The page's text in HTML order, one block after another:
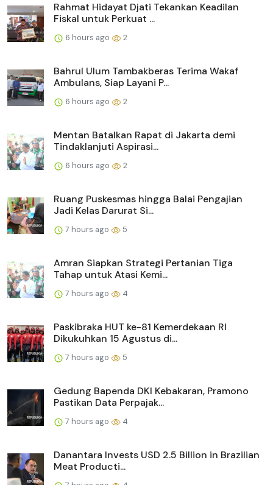
Rahmat Hidayat Djati Tekankan Keadilan
Fiskal untuk Perkuat ...
6 hours ago 2
Bahrul Ulum Tambakberas Terima Wakaf
Ambulans, Siap Layani P...
6 hours ago 2
Mentan Batalkan Rapat di Jakarta demi
Tindaklanjuti Aspirasi...
6 hours ago 2
Ruang Puskesmas hingga Balai Pengajian
Jadi Kelas Darurat Si...
7 hours ago 5
Amran Siapkan Strategi Pertanian Tiga
Tahap untuk Atasi Kemi...
7 hours ago 4
Paskibraka HUT ke-81 Kemerdekaan RI
Dikukuhkan 15 Agustus di...
7 hours ago 5
Gedung Bapenda DKI Kebakaran, Pramono
Pastikan Data Perpajak...
7 hours ago 4
Danantara Invests USD 2.5 Billion in Brazilian
Meat Producti...